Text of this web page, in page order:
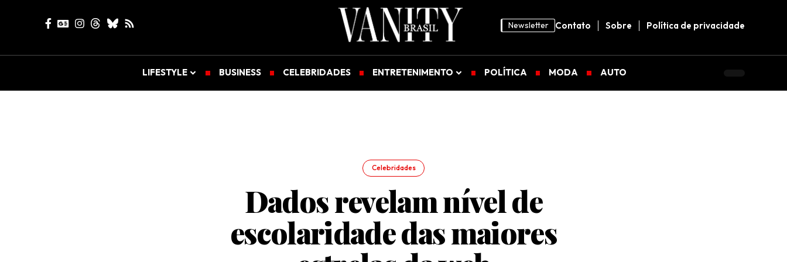
Newsletter Contato Sobre Política de privacidade
LIFESTYLE BUSINESS CELEBRIDADES ENTRETENIMENTO POLÍTICA MODA AUTO
Celebridades
Dados revelam nível de
escolaridade das maiores